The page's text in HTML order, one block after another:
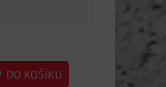
DO KOŠÍKU